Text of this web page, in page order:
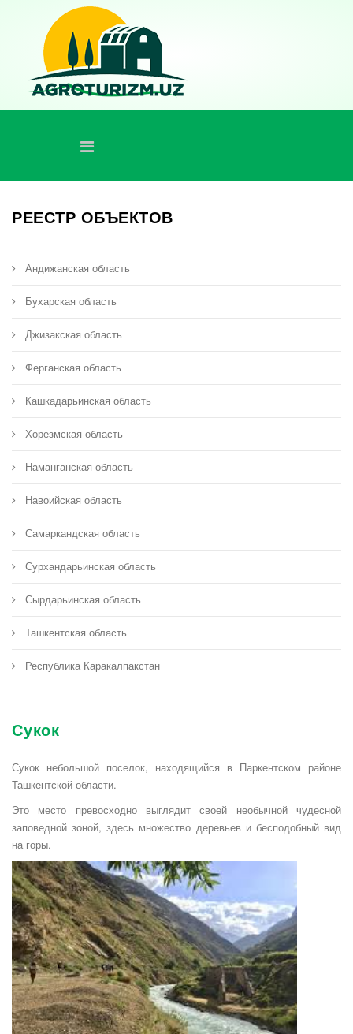
РЕЕСТР ОБЪЕКТОВ
Андижанская область
Бухарская область
Джизакская область
Ферганская область
Кашкадарьинская область
Хорезмская область
Наманганская область
Навоийская область
Самаркандская область
Сурхандарьинская область
Сырдарьинская область
Ташкентская область
Республика Каракалпакстан
Сукок
Сукок небольшой поселок, находящийся в Паркентском районе
Ташкентской области.
Это место превосходно выглядит своей необычной чудесной
заповедной зоной, здесь множество деревьев и бесподобный вид
на горы.